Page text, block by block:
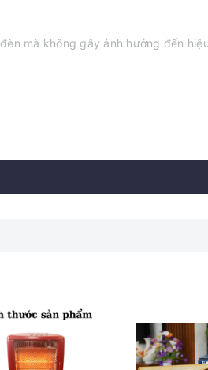
mà không gây ảnh hưởng đến